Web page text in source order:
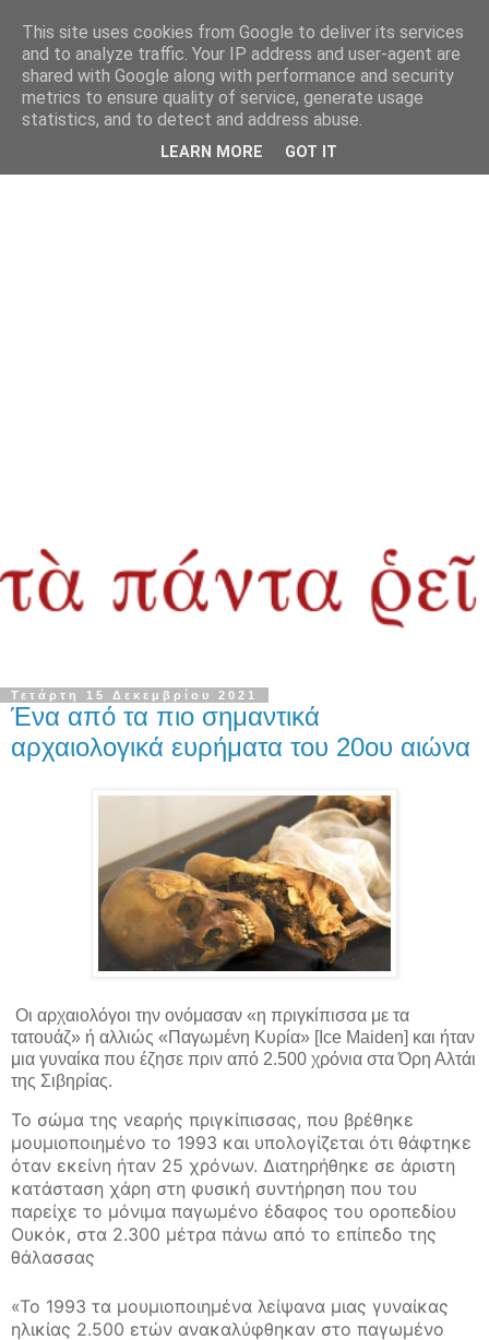
Τετάρτη 15 Δεκεμβρίου 2021
Ένα από τα πιο σημαντικά
αρχαιολογικά ευρήματα του 20ου αιώνα
Οι αρχαιολόγοι την ονόμασαν «η πριγκίπισσα με τα
τατουάζ» ή αλλιώς «Παγωμένη Κυρία» [Ice Maiden] και ήταν
μια γυναίκα που έζησε πριν από 2.500 χρόνια στα Όρη Αλτάι
της Σιβηρίας.
Το σώμα της νεαρής πριγκίπισσας, που βρέθηκε
μουμιοποιημένο το 1993 και υπολογίζεται ότι θάφτηκε
όταν εκείνη ήταν 25 χρόνων. Διατηρήθηκε σε άριστη
κατάσταση χάρη στη φυσική συντήρηση που του
παρείχε το μόνιμα παγωμένο έδαφος του οροπεδίου
Ουκόκ, στα 2.300 μέτρα πάνω από το επίπεδο της
θάλασσας
«Το 1993 τα μουμιοποιημένα λείψανα μιας γυναίκας
ηλικίας 2.500 ετών ανακαλύφθηκαν στο παγωμένο
This site uses cookies from Google to deliver its services
and to analyze traffic. Your IP address and user-agent are
shared with Google along with performance and security
metrics to ensure quality of service, generate usage
statistics, and to detect and address abuse.
LEARN MORE GOT IT